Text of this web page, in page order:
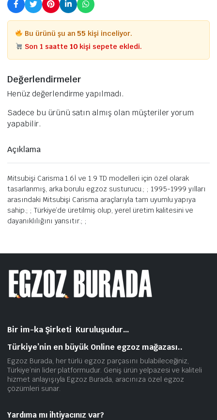
Bu ürünü şu an 55 kişi inceliyor.
Son 1 saatte 10 kişi sepete ekledi.
Değerlendirmeler
Henüz değerlendirme yapılmadı.
Sadece bu ürünü satın almış olan müşteriler yorum
yapabilir.
Açıklama
Mitsubişi Carisma 1.6İ ve 1.9 TD modelleri için özel olarak
tasarlanmış, arka borulu egzoz susturucu.; ; 1995-1999 yılları
arasındaki Mitsubişi Carisma araçlarıyla tam uyumlu yapıya
sahip.; ; Türkiye’de üretilmiş olup, yerel üretim kalitesini ve
dayanıklılığını yansıtır.; ;
Bir im-ka Şirketi Kuruluşudur…
Türkiye’nin en büyük Online egzoz mağazası..
Egzoz Burada, her türlü egzoz parçasını bulabileceğiniz,
Türkiye’nin lider platformudur. Geniş ürün yelpazesi ve kaliteli
hizmet anlayışıyla Egzoz Burada, aracınıza özel egzoz
çözümleri sunar.
Yardıma mı ihtiyacınız var?